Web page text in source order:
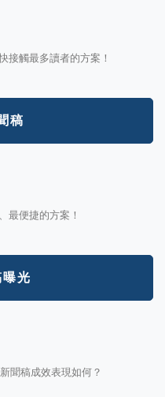
接觸最多讀者的方案！
稿
最便捷的方案！
光
聞稿成效表現如何？